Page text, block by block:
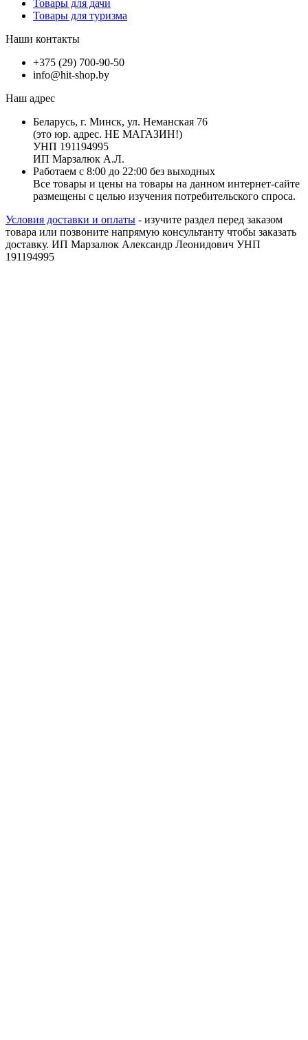
Товары для дачи
Товары для туризма
Наши контакты
+375 (29) 700-90-50
info@hit-shop.by
Наш адрес
Беларусь, г. Минск, ул. Неманская 76
(это юр. адрес. НЕ МАГАЗИН!)
УНП 191194995
ИП Марзалюк А.Л.
Работаем с 8:00 до 22:00 без выходных
Все товары и цены на товары на данном интернет-сайте
размещены с целью изучения потребительского спроса.
Условия доставки и оплаты - изучите раздел перед заказом
товара или позвоните напрямую консультанту чтобы заказать
доставку. ИП Марзалюк Александр Леонидович УНП
191194995